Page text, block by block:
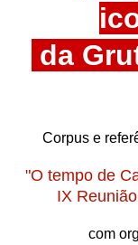
da
Corpus e
"O tempo de
IX
com